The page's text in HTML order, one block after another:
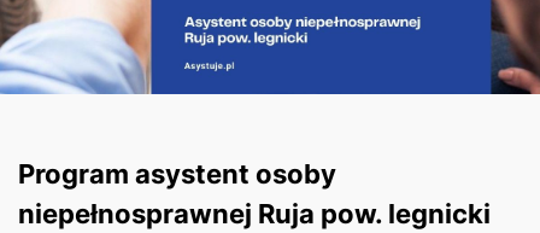
Program asystent osoby
niepełnosprawnej Ruja pow. legnicki